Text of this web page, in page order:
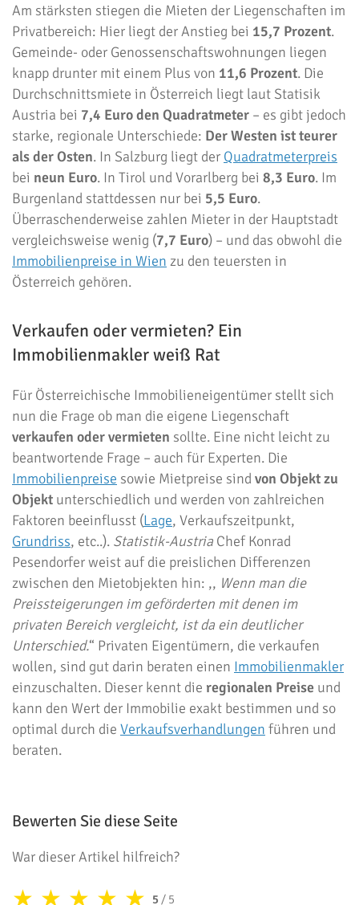
Am stärksten stiegen die Mieten der Liegenschaften im
Privatbereich: Hier liegt der Anstieg bei 15,7 Prozent.
Gemeinde- oder Genossenschaftswohnungen liegen
knapp drunter mit einem Plus von 11,6 Prozent. Die
Durchschnittsmiete in Österreich liegt laut Statisik
Austria bei 7,4 Euro den Quadratmeter – es gibt jedoch
starke, regionale Unterschiede: Der Westen ist teurer
als der Osten. In Salzburg liegt der Quadratmeterpreis
bei neun Euro. In Tirol und Vorarlberg bei 8,3 Euro. Im
Burgenland stattdessen nur bei 5,5 Euro.
Überraschenderweise zahlen Mieter in der Hauptstadt
vergleichsweise wenig (7,7 Euro) – und das obwohl die
Immobilienpreise in Wien zu den teuersten in
Österreich gehören.
Verkaufen oder vermieten? Ein
Immobilienmakler weiß Rat
Für Österreichische Immobilieneigentümer stellt sich
nun die Frage ob man die eigene Liegenschaft
verkaufen oder vermieten sollte. Eine nicht leicht zu
beantwortende Frage – auch für Experten. Die
Immobilienpreise sowie Mietpreise sind von Objekt zu
Objekt unterschiedlich und werden von zahlreichen
Faktoren beeinflusst (Lage, Verkaufszeitpunkt,
Grundriss, etc..). Statistik-Austria Chef Konrad
Pesendorfer weist auf die preislichen Differenzen
zwischen den Mietobjekten hin: ,, Wenn man die
Preissteigerungen im geförderten mit denen im
privaten Bereich vergleicht, ist da ein deutlicher
Unterschied.“ Privaten Eigentümern, die verkaufen
wollen, sind gut darin beraten einen Immobilienmakler
einzuschalten. Dieser kennt die regionalen Preise und
kann den Wert der Immobilie exakt bestimmen und so
optimal durch die Verkaufsverhandlungen führen und
beraten.
Bewerten Sie diese Seite
War dieser Artikel hilfreich?
5 / 5